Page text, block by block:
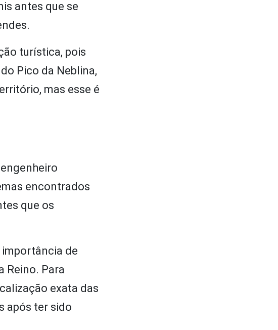
antes que se
turística, pois
Pico da Neblina,
mas esse é
encontrados
que os
de
Reino. Para
exata das
após ter sido